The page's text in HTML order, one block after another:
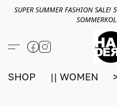
SUPER SUMMER FASHION SALE!
SHOP || WOMEN